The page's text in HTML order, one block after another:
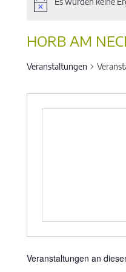
HORB AM
Veranstaltungen
Veranstaltungen an